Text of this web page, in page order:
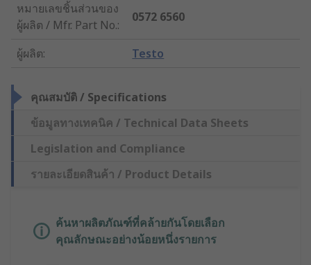
หมายเลขชิ้นส่วนของ
ผู้ผลิต / Mfr. Part No.:
0572 6560
ผู้ผลิต: Testo
คุณสมบัติ / Specifications
ข้อมูลทางเทคนิค / Technical Data Sheets
Legislation and Compliance
รายละเอียดสินค้า / Product Details
ค้นหาผลิตภัณฑ์ที่คล้ายกันโดยเลือก
คุณลักษณะอย่างน้อยหนึ่งรายการ